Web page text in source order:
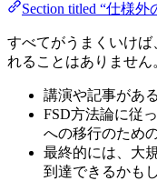
Section titled “仕様外
すべてがうまくいけば
れることはありません
講演や記事があ
FSD方法論に従
への移行のため
最終的には、大
到達できるかも